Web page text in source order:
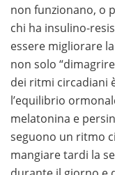
non funzionano, o
chi ha insulino-
essere migliorare
non solo
dei ritmi circadiani
l’equilibrio
melatonina e
seguono un ritmo
mangiare tardi la